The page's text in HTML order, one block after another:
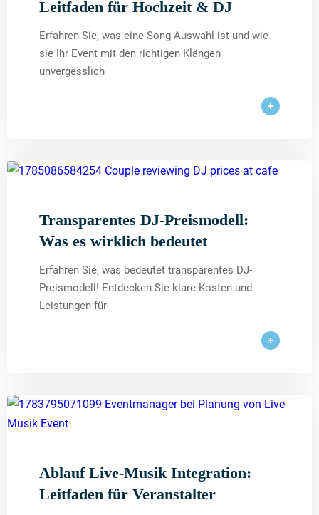
Leitfaden für Hochzeit & DJ
Erfahren Sie, was eine Song-Auswahl ist und wie
sie Ihr Event mit den richtigen Klängen
unvergesslich
Transparentes DJ-Preismodell:
Was es wirklich bedeutet
Erfahren Sie, was bedeutet transparentes DJ-
Preismodell! Entdecken Sie klare Kosten und
Leistungen für
Ablauf Live-Musik Integration:
Leitfaden für Veranstalter